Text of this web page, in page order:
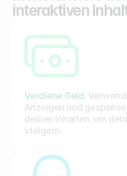
interaktiven
Verdiene Geld.
Anzeigen und
deinen Inhalten, um
steigern.